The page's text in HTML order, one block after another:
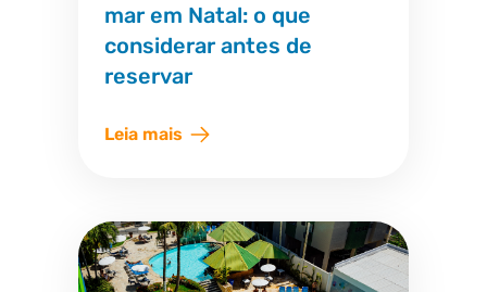
mar em Natal: o que
considerar antes de
reservar
Leia mais